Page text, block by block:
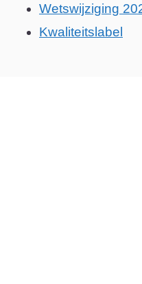
Wetswijziging
Kwaliteitslabel